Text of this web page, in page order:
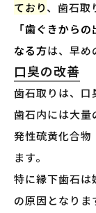
ており、歯石取
「歯ぐきから
なる方は、早め
口臭の改善
歯石取りは、口
歯石内には大量
発性硫黄化合物
ます。
特に縁下歯石は
の原因となりま